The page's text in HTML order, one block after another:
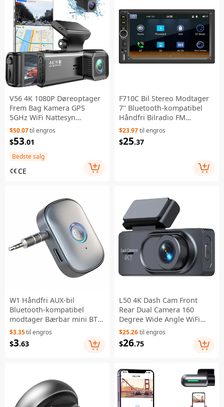
V56 4K 1080P Døreoptager
Frem Bag Kamera GPS
5GHz WiFi Nattesyn
Parkeringsmonitor Bil DVR
- Sort
$50.07til engros
$53.01
Bedste salg
CE
F710C Bil Stereo Modtager
7'' Bluetooth-kompatibel
Håndfri Bilradio FM
Modtager MP5 Bilafspiller
$23.97til engros
$25.37
W1 Håndfri AUX-bil
Bluetooth-kompatibel
modtager Bærbar mini BT
5.3-modtager Billydadapter
$3.35til engros
$3.63
L50 4K Dash Cam Front
Rear Dual Camera 160
Degree Wide Angle WiFi
Parking Monitor Driving
Recorder - Sort
$25.26til engros
$26.75